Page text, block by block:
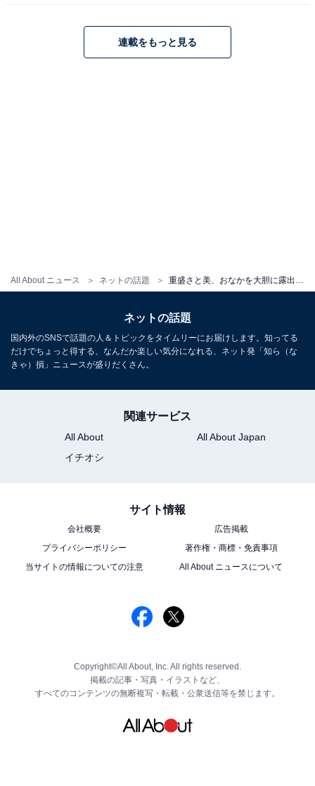
All About ニュース ネットの話題
連載をもっと見る
ネットの話題
国内外のSNSで話題の人＆トピックをタイムリーにお届けします。知ってる
だけでちょっと得する、なんだか楽しい気分になれる、ネット発「知ら（な
きゃ）損」ニュースが盛りだくさん。
関連サービス
All About
All About Japan
イチオシ
サイト情報
会社概要
広告掲載
プライバシーポリシー
著作権・商標・免責事項
当サイトの情報についての注意
All About ニュースについて
Copyright©All About, Inc. All rights reserved.
掲載の記事・写真・イラストなど、
すべてのコンテンツの無断複写・転載・公衆送信等を禁じます。